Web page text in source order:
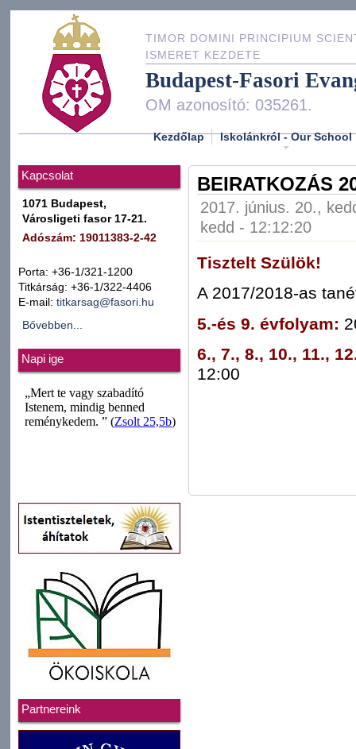
TIMOR DOMINI PRINCIPIUM
ISMERET KEZDETE
Budapest-Fasori
OM azonosító: 035261.
Kezdőlap Iskolánkról - Our School
Kapcsolat
1071 Budapest,
Városligeti fasor 17-21.
Adószám: 19011383-2-42
Porta: +36-1/321-1200
Titkárság: +36-1/322-4406
E-mail: titkarsag@fasori.hu
Bővebben...
Napi ige
Partnereink
BEIRATKOZÁS
2017. június. 20.,
kedd - 12:12:20
Tisztelt Szülök!
A 2017/2018-as
5.-és 9. évfolyam:
6., 7., 8., 10., 11.,
12:00